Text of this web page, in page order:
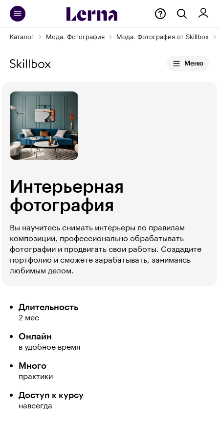
Каталог Мода. Фотография Мода. Фотография от Skillbox
Меню
Интерьерная
фотография
Вы научитесь снимать интерьеры по правилам
композиции, профессионально обрабатывать
фотографии и продвигать свои работы. Создадите
портфолио и сможете зарабатывать, занимаясь
любимым делом.
Длительность
2 мес
Онлайн
в удобное время
Много
практики
Доступ к курсу
навсегда